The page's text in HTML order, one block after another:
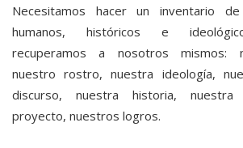
Necesitamos hacer un inventario
humanos, históricos e
recuperamos a nosotros mismos:
nuestro rostro, nuestra ideología,
discurso, nuestra historia, nuestra
proyecto, nuestros logros.